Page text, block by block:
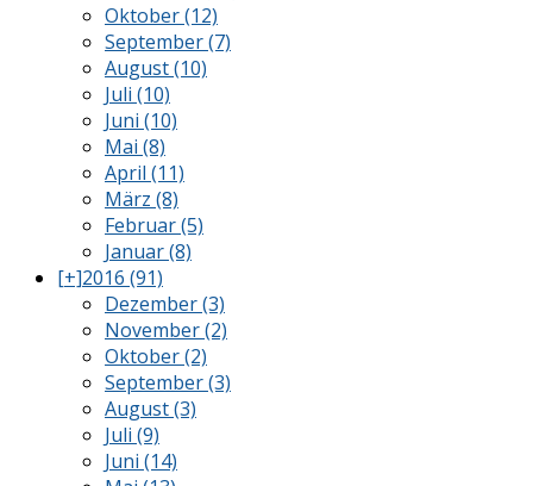
Oktober (12)
September (7)
August (10)
Juli (10)
Juni (10)
Mai (8)
April (11)
März (8)
Februar (5)
Januar (8)
[+]2016 (91)
Dezember (3)
November (2)
Oktober (2)
September (3)
August (3)
Juli (9)
Juni (14)